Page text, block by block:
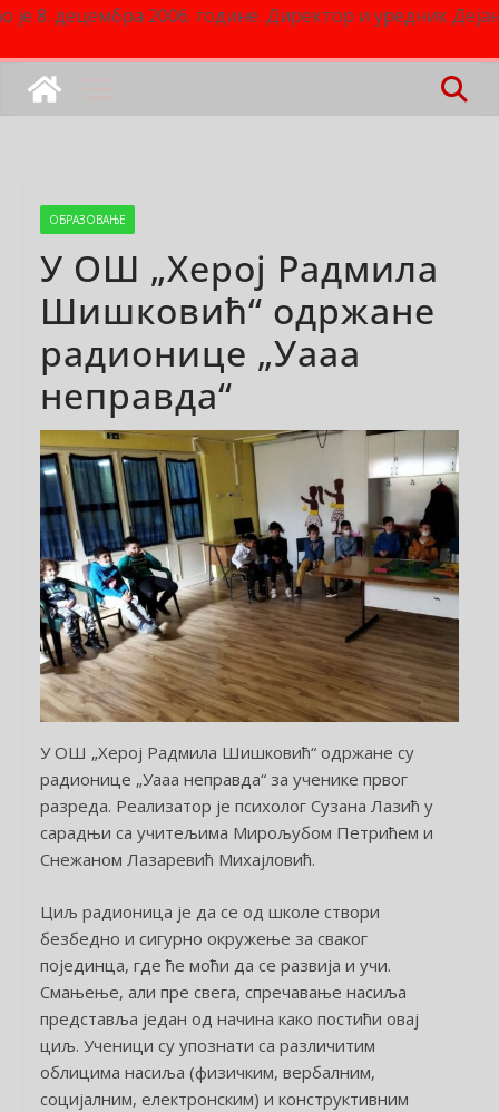
је 8. децембра 2006. године. Директор и уредник
ОБРАЗОВАЊЕ
У ОШ „Херој Радмила
Шишковић“ одржане
радионице „Уааа
неправда“
У ОШ „Херој Радмила Шишковић“ одржане су
радионице „Уааа неправда“ за ученике првог
разреда. Реализатор је психолог Сузана Лазић у
сарадњи са учитељима Мирољубом Петрићем и
Снежаном Лазаревић Михајловић.
Циљ радионица је да се од школе створи
безбедно и сигурно окружење за сваког
појединца, где ће моћи да се развија и учи.
Смањење, али пре свега, спречавање насиља
представља један од начина како постићи овај
циљ. Ученици су упознати са различитим
облицима насиља (физичким, вербалним,
социјалним, електронским) и конструктивним